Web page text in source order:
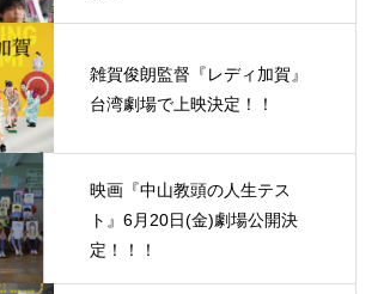
雑賀俊朗監督『レディ加賀』
台湾劇場で上映決定！！
映画『中山教頭の人生テス
ト』6月20日(金)劇場公開決
定！！！